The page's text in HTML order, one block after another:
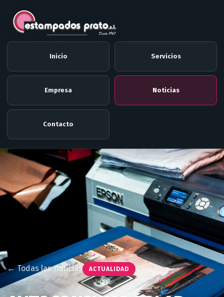
Inicio Servicios
Empresa Noticias
Contacto
← Todas las noticias ACTUALIDAD